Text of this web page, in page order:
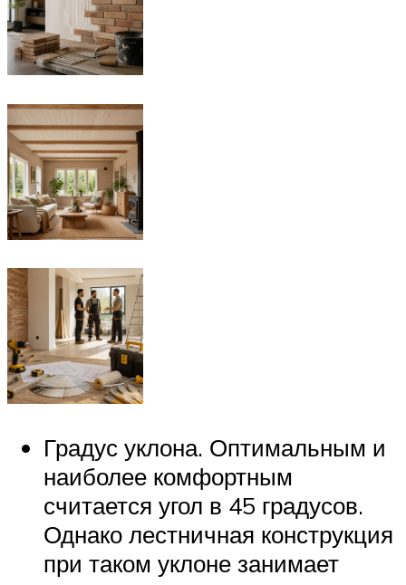
Градус уклона. Оптимальным и
наиболее комфортным
считается угол в 45 градусов.
Однако лестничная конструкция
при таком уклоне занимает